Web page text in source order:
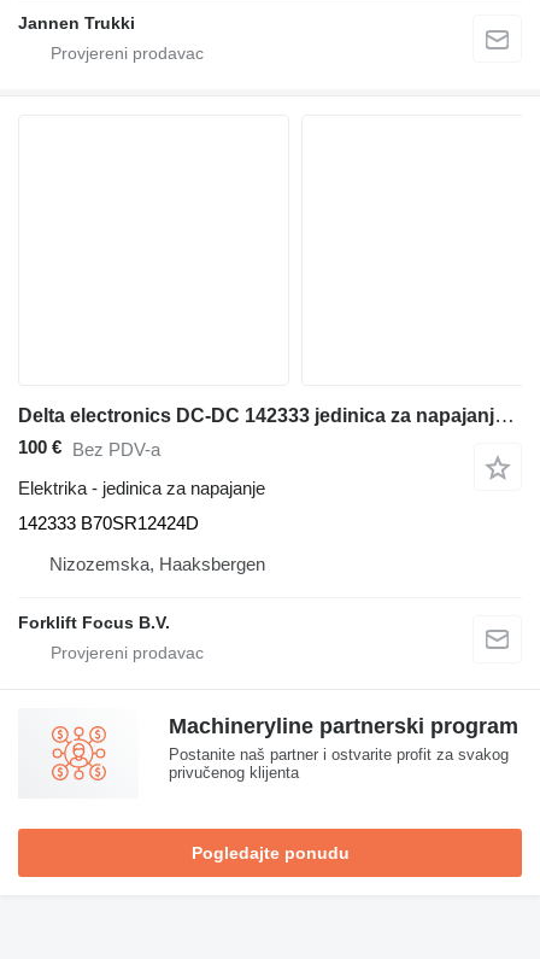
Jannen Trukki
Delta electronics DC-DC 142333 jedinica za napajanje za Mitsubishi EP20ANT,FB20ANT viljuškara
100 € Bez PDV-a
Elektrika - jedinica za napajanje
142333 B70SR12424D
Nizozemska, Haaksbergen
Forklift Focus B.V.
Machineryline partnerski program
Postanite naš partner i ostvarite profit za svakog
privučenog klijenta
Pogledajte ponudu